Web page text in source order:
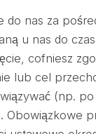
do nas za
u nas do
cofniesz
lub cel
(np.
Obowiązkowe